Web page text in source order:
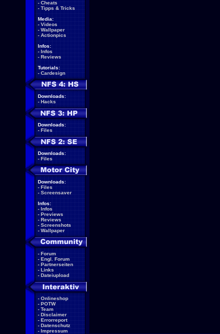
- Cheats
- Tipps & Tricks
Media:
- Videos
- Wallpaper
- Actionpics
Infos:
- Infos
- Reviews
Tutorials:
- Cardesign
Downloads:
- Hacks
Downloads:
- Files
Downloads:
- Files
Downloads:
- Files
- Screensaver
Infos:
- Infos
- Previews
- Reviews
- Screenshots
- Wallpaper
- Forum
- Engl. Forum
- Partnerseiten
- Links
- Dateiupload
- Onlineshop
- POTW
- Team
- Disclaimer
- Errorreport
- Datenschutz
- Impressum